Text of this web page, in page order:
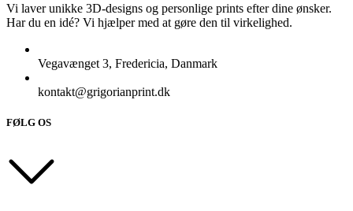
Vi laver unikke 3D-designs og personlige prints efter dine ønsker.
Har du en idé? Vi hjælper med at gøre den til virkelighed.
Vegavænget 3, Fredericia, Danmark
kontakt@grigorianprint.dk
FØLG OS